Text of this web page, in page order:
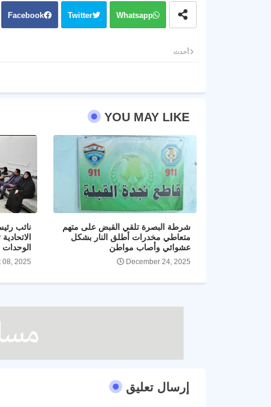
Facebook Twitter Whatsapp
أحدث
YOU MAY LIKE
شرطة البصرة تلقي القبض على متهم
متعاطي مخدرات أطلق النار بشكل
عشوائي وأصاب مواطن
December 24, 2025
نائب
الوحدات
08, 2025
إرسال تعليق